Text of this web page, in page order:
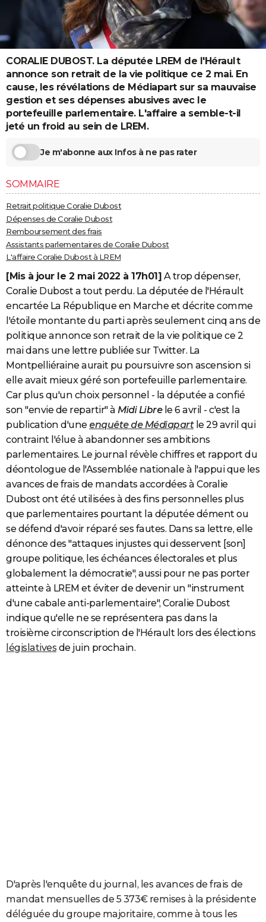
Voyage nature
Voyage de noces
GUIDES D'ACHAT
BONS PLANS
CARTE DE VOEUX
Carte de Noël
Carte Bonne année
Carte Saint-Valentin
Carte Pâques
Carte d'anniversaire
DICTIONNAIRE
Dictionnaire
Biographies
Citations
Expressions
Proverbes
COPAINS D'AVANT
S'inscrire
Se connecter
Lycées
Collèges
Primaires
Universités
Entreprises
Service militaire
Avis de recherche
AVIS DE DÉCÈS
FORUM
Bricolage
Lifestyle
Culture
Sport
Auto
Television
Voyage
Cinema
CORALIE DUBOST. La députée LREM de l'Hérault
annonce son retrait de la vie politique ce 2 mai. En
cause, les révélations de Médiapart sur sa mauvaise
gestion et ses dépenses abusives avec le
portefeuille parlementaire. L'affaire a semble-t-il
jeté un froid au sein de LREM.
Je m'abonne aux Infos à ne pas rater
SOMMAIRE
Retrait politique Coralie Dubost
Dépenses de Coralie Dubost
Remboursement des frais
Assistants parlementaires de Coralie Dubost
L'affaire Coralie Dubost à LREM
[Mis à jour le 2 mai 2022 à 17h01] A trop dépenser,
Coralie Dubost a tout perdu. La députée de l'Hérault
encartée La République en Marche et décrite comme
l'étoile montante du parti après seulement cinq ans de
politique annonce son retrait de la vie politique ce 2
mai dans une lettre publiée sur Twitter. La
Montpelliéraine aurait pu poursuivre son ascension si
elle avait mieux géré son portefeuille parlementaire.
Car plus qu'un choix personnel - la députée a confié
son "envie de repartir" à Midi Librele 6 avril - c'est la
publication d'une enquête de Médiapartle 29 avril qui
contraint l'élue à abandonner ses ambitions
parlementaires. Le journal révèle chiffres et rapport du
déontologue de l'Assemblée nationale à l'appui que les
avances de frais de mandats accordées à Coralie
Dubost ont été utilisées à des fins personnelles plus
que parlementaires pourtant la députée dément ou
se défend d'avoir réparé ses fautes. Dans sa lettre, elle
dénonce des "attaques injustes qui desservent [son]
groupe politique, les échéances électorales et plus
globalement la démocratie", aussi pour ne pas porter
atteinte à LREM et éviter de devenir un "instrument
d'une cabale anti-parlementaire", Coralie Dubost
indique qu'elle ne se représentera pas dans la
troisième circonscription de l'Hérault lors des élections
législatives de juin prochain.
D'après l'enquête du journal, les avances de frais de
mandat mensuelles de 5 373€ remises à la présidente
déléguée du groupe majoritaire, comme à tous les